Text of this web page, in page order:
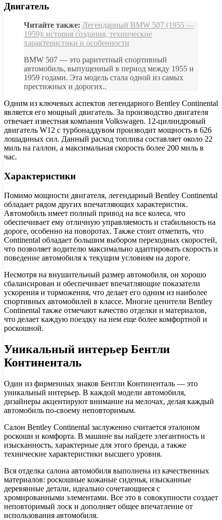
Двигатель
Читайте также: Легендарный BMW 507 (1955 —
1959): история создания, технические
характеристики и особенности
BMW 507 — это раритетный спортивный
автомобиль, выпущенный в период между 1955 и
1959 годами. Эта модель стала одной из самых
престижных и дорогих..
Одним из ключевых аспектов легендарного Bentley Continental
является его мощный двигатель. За производство двигателя
отвечает известная компания Volkswagen. 12-цилиндровый
двигатель W12 с турбонаддувом производит мощность в 626
лошадиных сил. Данный расход топлива составляет около 22
миль на галлон, а максимальная скорость более 200 миль в
час.
Характеристики
Помимо мощности двигателя, легендарный Bentley Continental
обладает рядом других впечатляющих характеристик.
Автомобиль имеет полный привод на все колеса, что
обеспечивает ему отличную управляемость и стабильность на
дороге, особенно на поворотах. Также стоит отметить, что
Continental обладает большим выбором переходных скоростей,
что позволяет водителю максимально адаптировать скорость и
поведение автомобиля к текущим условиям на дороге.
Несмотря на внушительный размер автомобиля, он хорошо
сбалансирован и обеспечивает впечатляющие показатели
ускорения и торможения, что делает его одним из наиболее
спортивных автомобилей в классе. Многие ценители Bentley
Continental также отмечают качество отделки и материалов,
что делает каждую поездку на нем еще более комфортной и
роскошной.
Уникальный интерьер Бентли
Континенталь
Один из фирменных знаков Бентли Континенталь — это
уникальный интерьер. В каждой модели автомобиля,
дизайнеры акцентируют внимание на мелочах, делая каждый
автомобиль по-своему неповторимым.
Салон Bentley Continental заслуженно считается эталоном
роскоши и комфорта. В машине вы найдете элегантность и
изысканность, характерные для этого бренда, а также
технические характеристики высшего уровня.
Вся отделка салона автомобиля выполнена из качественных
материалов: роскошные кожаные сиденья, изысканные
деревянные детали, идеально сочетающиеся с
хромированными элементами. Все это в совокупности создает
неповторимый лоск и дополняет общее впечатление от
использования автомобиля.